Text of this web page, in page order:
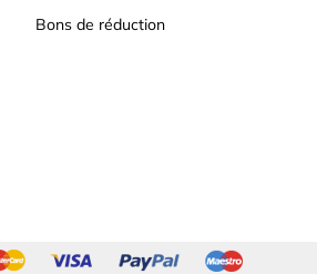
Bons de réduction